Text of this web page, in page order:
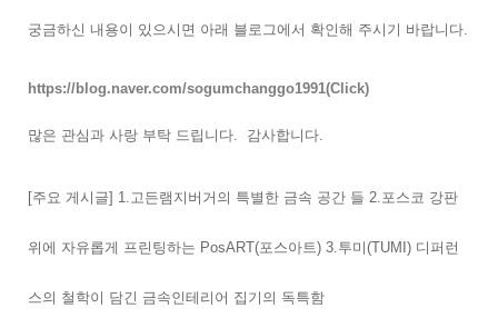
궁금하신 내용이 있으시면 아래 블로그에서 확인해 주시기 바랍니다.
https://blog.naver.com/sogumchanggo1991(Click)
많은 관심과 사랑 부탁 드립니다. 감사합니다.
[주요 게시글] 1.고든램지버거의 특별한 금속 공간 들 2.포스코 강판
위에 자유롭게 프린팅하는 PosART(포스아트) 3.투미(TUMI) 디퍼런
스의 철학이 담긴 금속인테리어 집기의 독특함